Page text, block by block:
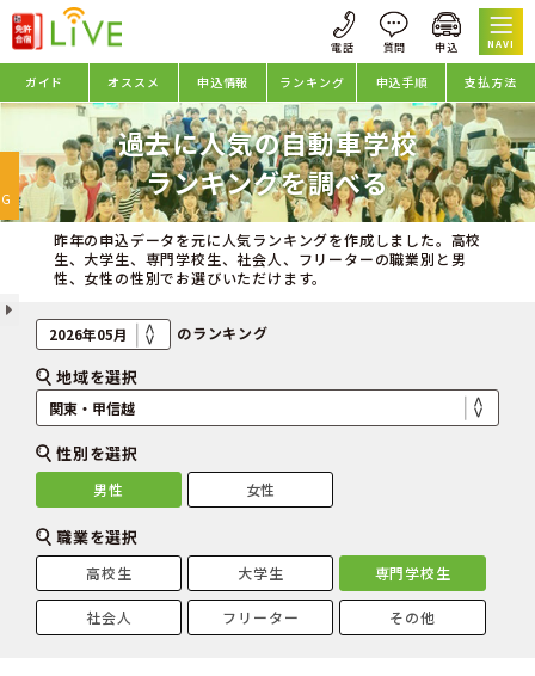
NAVI
ガイド オススメ 申込情報 ランキング 申込手順 支払方法
過去に人気の自動車学校
ランキングを調べる
昨年の申込データを元に人気ランキングを作成しました。高校
生、大学生、専門学校生、社会人、フリーターの職業別と男
性、女性の性別でお選びいただけます。
のランキング
地域を選択
性別を選択
男性 女性
職業を選択
高校生 大学生 専門学校生
社会人 フリーター その他